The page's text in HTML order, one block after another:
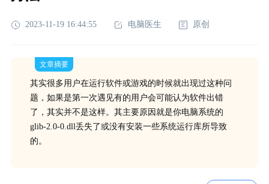
2023-11-19 16:44:55 电脑医生 原创
文章摘要
其实很多用户在运行软件或游戏的时候就出现过这种问
题，如果是第一次遇见有的用户会可能认为软件出错
了，其实并不是这样。其主要原因就是你电脑系统的
glib-2.0-0.dll丢失了或没有安装一些系统运行库所导致
的。